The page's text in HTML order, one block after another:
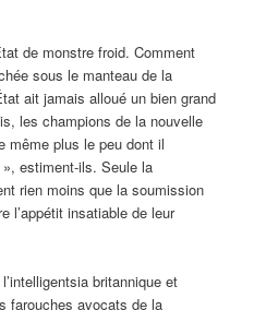
de monstre froid. Comment
sous le manteau de la
ait jamais alloué un bien grand
les champions de la nouvelle
même plus le peu dont il
», estiment-ils. Seule la
rien moins que la soumission
l’appétit insatiable de leur
britannique et
farouches avocats de la